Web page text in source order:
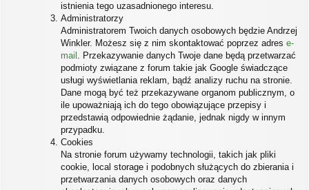
istnienia tego uzasadnionego interesu.
Administratorzy
Administratorem Twoich danych osobowych będzie Andrzej
Winkler. Możesz się z nim skontaktować poprzez adres e-
mail . Przekazywanie danych Twoje dane będą przetwarzać
podmioty związane z forum takie jak Google świadczące
usługi wyświetlania reklam, bądź analizy ruchu na stronie.
Dane mogą być też przekazywane organom publicznym, o
ile upoważniają ich do tego obowiązujące przepisy i
przedstawią odpowiednie żądanie, jednak nigdy w innym
przypadku.
Cookies
Na stronie forum używamy technologii, takich jak pliki
cookie, local storage i podobnych służących do zbierania i
przetwarzania danych osobowych oraz danych